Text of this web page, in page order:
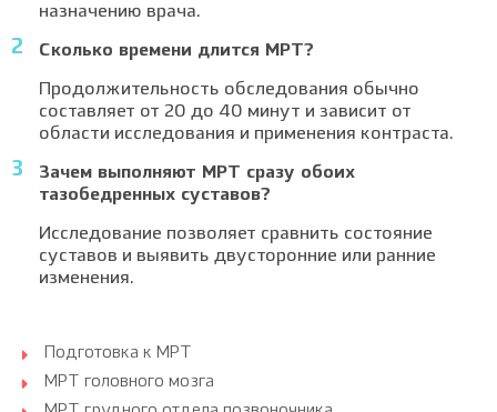
назначению врача.
Сколько времени длится МРТ?
Продолжительность обследования обычно
составляет от 20 до 40 минут и зависит от
области исследования и применения контраста.
Зачем выполняют МРТ сразу обоих
тазобедренных суставов?
Исследование позволяет сравнить состояние
суставов и выявить двусторонние или ранние
изменения.
Подготовка к МРТ
МРТ головного мозга